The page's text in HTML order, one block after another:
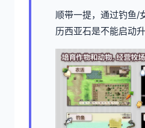
顺带一提，通过钓鱼/
历西亚石是不能启动升